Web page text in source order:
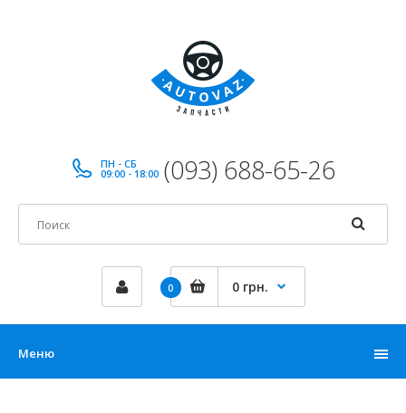
ПН - СБ
09:00 - 18:00 (093) 688-65-26
0 0 грн.
Меню